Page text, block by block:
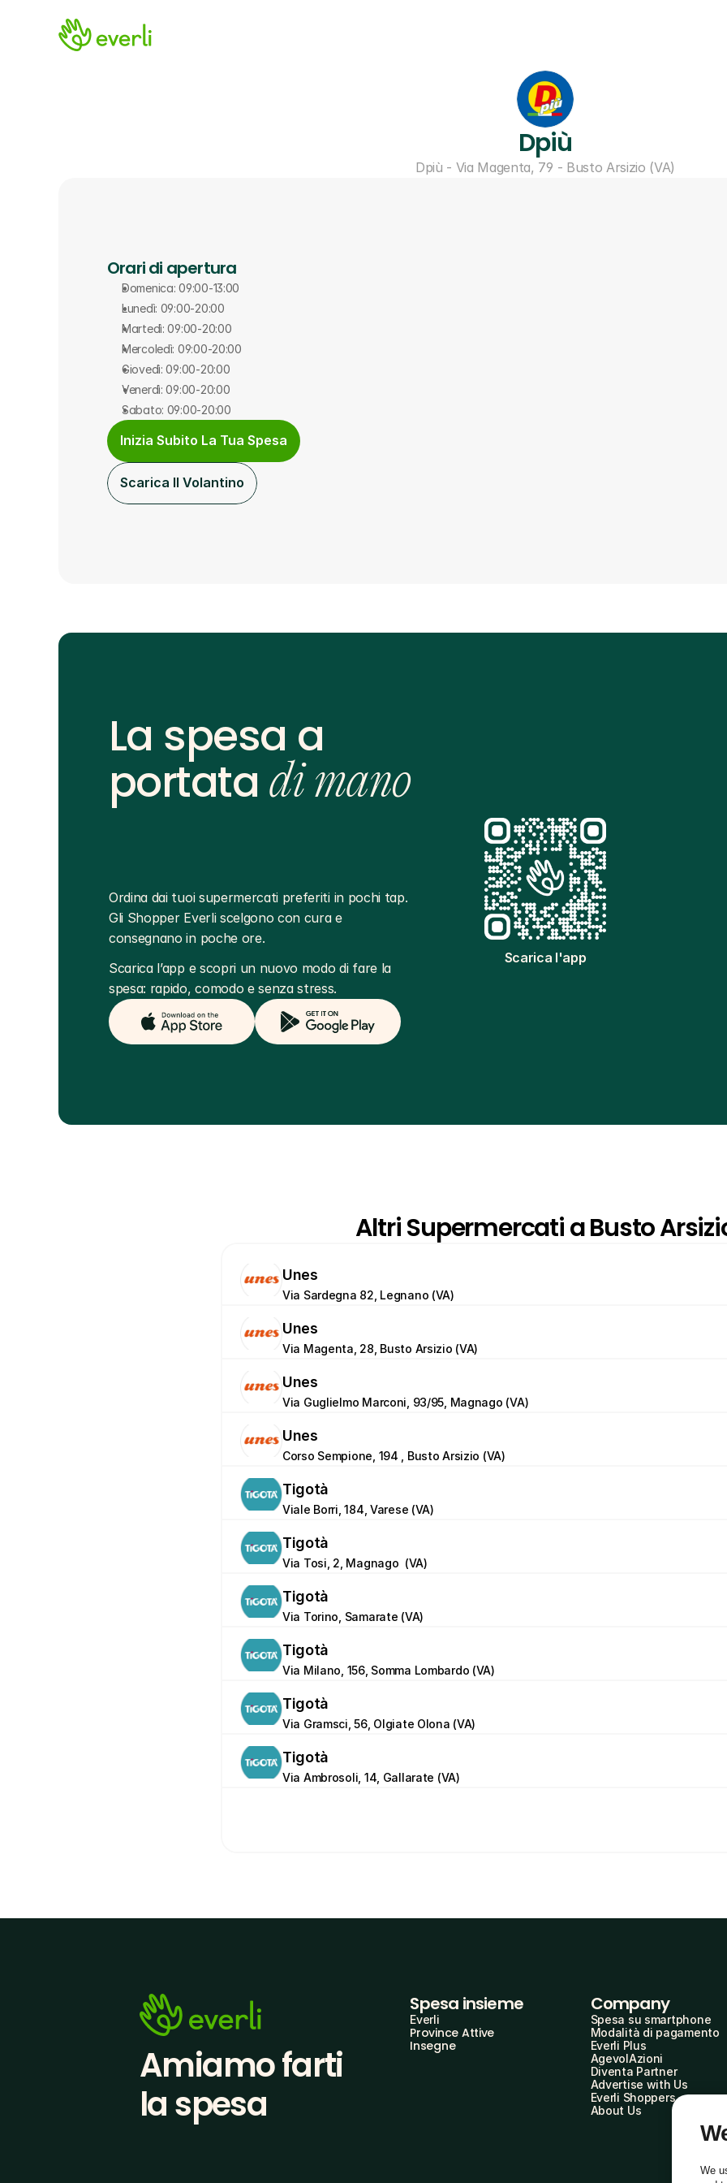
Dpiù
Dpiù - Via Magenta, 79 - Busto Arsizio (VA)
Orari di apertura
Domenica: 09:00-13:00
Lunedì: 09:00-20:00
Martedì: 09:00-20:00
Mercoledì: 09:00-20:00
Giovedì: 09:00-20:00
Venerdì: 09:00-20:00
Sabato: 09:00-20:00
Inizia Subito La Tua Spesa
Scarica Il Volantino
Scarica l'app
La spesa a
portata di mano
Ordina dai tuoi supermercati preferiti in pochi tap.
Gli Shopper Everli scelgono con cura e
consegnano in poche ore.
Scarica l’app e scopri un nuovo modo di fare la
spesa: rapido, comodo e senza stress.
Altri Supermercati a Busto
Unes
Via Sardegna 82, Legnano (VA)
Unes
Via Magenta, 28, Busto Arsizio (VA)
Unes
Via Guglielmo Marconi, 93/95, Magnago (VA)
Unes
Corso Sempione, 194 , Busto Arsizio (VA)
Tigotà
Viale Borri, 184, Varese (VA)
Tigotà
Via Tosi, 2, Magnago  (VA)
Tigotà
Via Torino, Samarate (VA)
Tigotà
Via Milano, 156, Somma Lombardo (VA)
Tigotà
Via Gramsci, 56, Olgiate Olona (VA)
Tigotà
Via Ambrosoli, 14, Gallarate (VA)
Amiamo farti
la spesa
Spesa insieme
Everli
Province Attive
Insegne
Company
Spesa su smartphone
Modalità di pagamento
Everli Plus
AgevolAzioni
Diventa Partner
Advertise with Us
Everli Shoppers
About Us
We